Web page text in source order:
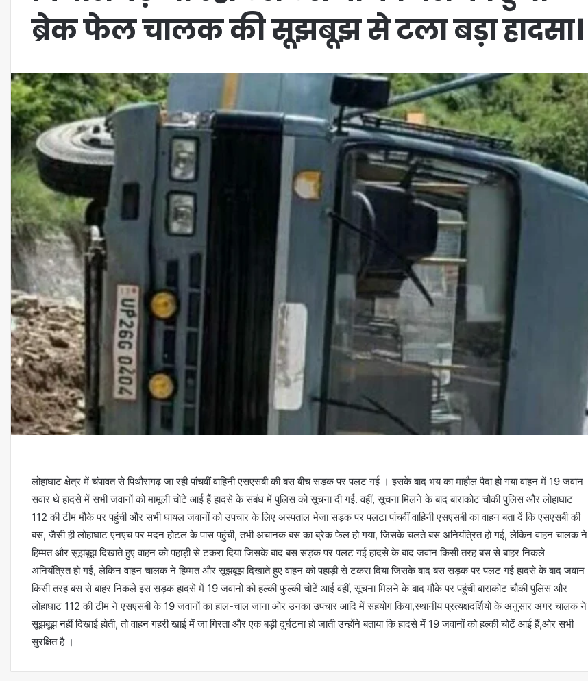
ब्रेक फेल चालक की सूझबूझ से टला बड़ा हादसा।
लोहाघाट क्षेत्र में चंपावत से पिथौरागढ़ जा रही पांचवीं वाहिनी एसएसबी की बस बीच सड़क पर पलट गई । इसके बाद भय का माहौल पैदा हो गया वाहन में 19 जवान
सवार थे हादसे में सभी जवानों को मामूली चोटे आई हैं हादसे के संबंध में पुलिस को सूचना दी गई. वहीं, सूचना मिलने के बाद बाराकोट चौकी पुलिस और लोहाघाट
112 की टीम मौके पर पहुंची और सभी घायल जवानों को उपचार के लिए अस्पताल भेजा सड़क पर पलटा पांचवीं वाहिनी एसएसबी का वाहन बता दें कि एसएसबी की
बस, जैसी ही लोहाघाट एनएच पर मदन होटल के पास पहुंची, तभी अचानक बस का ब्रेक फेल हो गया, जिसके चलते बस अनियंत्रित हो गई, लेकिन वाहन चालक ने
हिम्मत और सूझबूझ दिखाते हुए वाहन को पहाड़ी से टकरा दिया जिसके बाद बस सड़क पर पलट गई हादसे के बाद जवान किसी तरह बस से बाहर निकले
अनियंत्रित हो गई, लेकिन वाहन चालक ने हिम्मत और सूझबूझ दिखाते हुए वाहन को पहाड़ी से टकरा दिया जिसके बाद बस सड़क पर पलट गई हादसे के बाद जवान
किसी तरह बस से बाहर निकले इस सड़क हादसे में 19 जवानों को हल्की फुल्की चोटें आई वहीं, सूचना मिलने के बाद मौके पर पहुंची बाराकोट चौकी पुलिस और
लोहाघाट 112 की टीम ने एसएसबी के 19 जवानों का हाल-चाल जाना ओर उनका उपचार आदि में सहयोग किया,स्थानीय प्रत्यक्षदर्शियों के अनुसार अगर चालक ने
सूझबूझ नहीं दिखाई होती, तो वाहन गहरी खाई में जा गिरता और एक बड़ी दुर्घटना हो जाती उन्होंने बताया कि हादसे में 19 जवानों को हल्की चोटें आई हैं,ओर सभी
सुरक्षित है ।